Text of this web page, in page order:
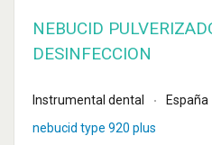
NEBUCID
DESINFECCION
Instrumental dental España
nebucid type 920 plus